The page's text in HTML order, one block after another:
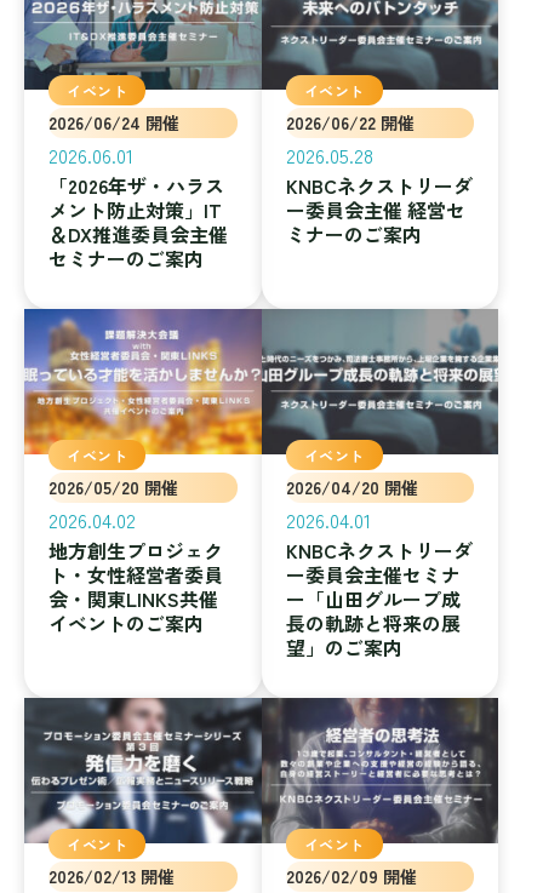
2026/06/24 開催
イベント
2026.06.01
「2026年ザ・ハラス
メント防止対策」IT
＆DX推進委員会主催
セミナーのご案内
2026/06/22 開催
イベント
2026.05.28
KNBCネクストリーダ
ー委員会主催 経営セ
ミナーのご案内
2026/05/20 開催
イベント
2026.04.02
地方創生プロジェク
ト・女性経営者委員
会・関東LINKS共催
イベントのご案内
2026/04/20 開催
イベント
2026.04.01
KNBCネクストリーダ
ー委員会主催セミナ
ー「山田グループ成
長の軌跡と将来の展
望」のご案内
2026/02/13 開催
イベント
2026/02/09 開催
イベント